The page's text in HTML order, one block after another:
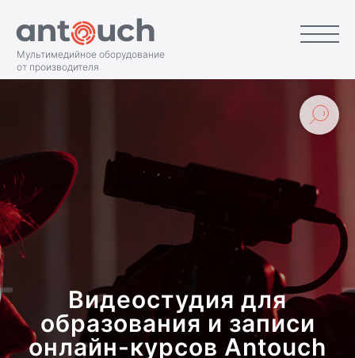
Мультимедийное оборудование
от производителя
Видеостудия для
образования и записи
онлайн-курсов Antouch